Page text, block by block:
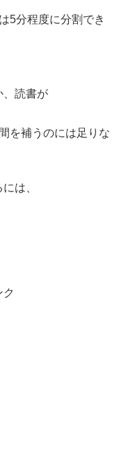
5分程度に分割でき
、読書が
を補うのには足りな
は、